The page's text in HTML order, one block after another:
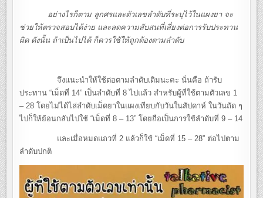
อย่างไรก็ตาม ลูกศรและตัวเลขลำดับที่ระบุไว้ในแผงยา จะ
ช่วยให้ตรวจสอบได้ง่าย และลดความสับสนที่เสี่ยงต่อการรับประทาน
ผิด ดังนั้น ถ้าเป็นไปได้ ก็ควรใช้ให้ถูกต้องตามลำดับ
จึงแนะนำให้ใช้ต่อตามลำดับเดิมนะคะ นั่นคือ ถ้ารับ
ประทาน “เม็ดที่ 14” เป็นลำดับที่ 8 ไปแล้ว สำหรับผู้ที่ใช้ตามตัวเลข 1
– 28 โดยไม่ได้ไล่ลำดับเม็ดยาในแผงเทียบกับวันในสัปดาห์ ในวันถัด ๆ
ไปก็ให้ย้อนกลับไปใช้ “เม็ดที่ 8 – 13” โดยถือเป็นการใช้ลำดับที่ 9 – 14
และเมื่อหมดแถวที่ 2 แล้วก็ใช้ “เม็ดที่ 15 – 28” ต่อไปตาม
ลำดับปกติ